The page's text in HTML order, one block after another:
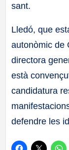
sant.
Lledó, que
autonòmic de
directora
està
candidatura
defendre les